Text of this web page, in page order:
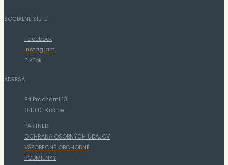
SOCIÁLNE SIETE
Facebook
Instagram
TikTok
ADRESA
Pri Prachárni 13
040 01 Košice
PARTNERI
OCHRANA OSOBNÝCH ÚDAJOV
VŠEOBECNÉ OBCHODNÉ
PODMIENKY